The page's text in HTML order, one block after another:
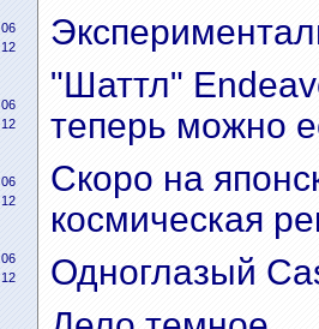
06
12
06
12
06
12
06
12
"Шаттл"
теперь можно
Скоро на
космическая
Одноглазый